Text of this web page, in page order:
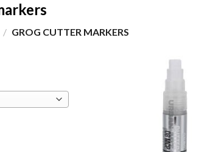
/ GROG CUTTER MARKERS